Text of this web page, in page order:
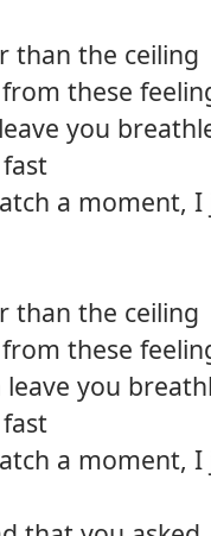
than the ceiling
these
you
a moment, I
than the ceiling
these
you
a moment, I